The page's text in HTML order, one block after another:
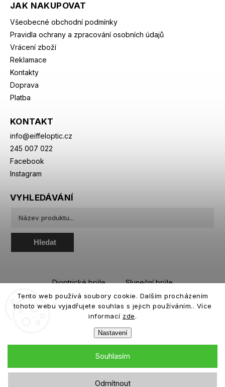
Tento web používá soubory cookie. Dalším procházením
tohoto webu vyjadřujete souhlas s jejich používáním.. Více
informací zde.
Nastavení
Odmítnout
Souhlasím
JAK NAKUPOVAT
Všeobecné obchodní podmínky
Pravidla ochrany a zpracování osobních údajů
Vrácení zboží
Reklamace
Kontakty
Doprava
Platba
KONTAKT
info@eiffeloptic.cz
245 007 022
Facebook
Instagram
VYHLEDÁVÁNÍ
Hledat
Dioptrické brýle
Sluneční brýle
Sportovní brýle
Kontaktní čočky
Roztoky a oční kapky
Copyright 2026eiffeloptic.cz. Všechna práva vyhrazena.